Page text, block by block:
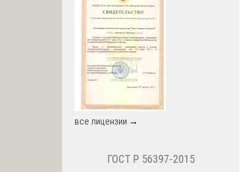
все лицензии →
ГОСТ Р 56397-2015